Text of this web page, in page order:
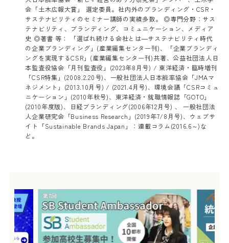
会「土木広報大賞」 選定委員。社内外のブランディング・CSR・
サステナビリティのセミナー講師の実績多数。 ◎専門分野：サス
テナビリティ、ブランディング、コミュニケーション、メディア
史 ◎著書 等： 「選ばれ続ける会社とは―サステナビリティ時代
の企業ブランディング」(産業編集センター刊)、「企業ブランディ
ングを実現するCSR」(産業編集センター刊)共著、公益社団法人日
本監査役協会「月刊監査役」(2023年8月号) / 東洋経済・臨時増刊
「CSR特集」(2008.2.20号)、一般社団法人日本能率協会「JMAマ
ネジメント」(2013.10月号) / (2021.4月号)、環境会議「CSRコミュ
ニケーション」(2010年秋号)、東洋経済・就職情報誌「GOTO」
(2010年度版)、日経ブランディング(2006年12月号) 、 一般社団法
人企業研究会「Business Research」(2019年7/8月号)、ウェブサ
イト「Sustainable Brands Japan」：連載コラム(2016.6～)な
ど。